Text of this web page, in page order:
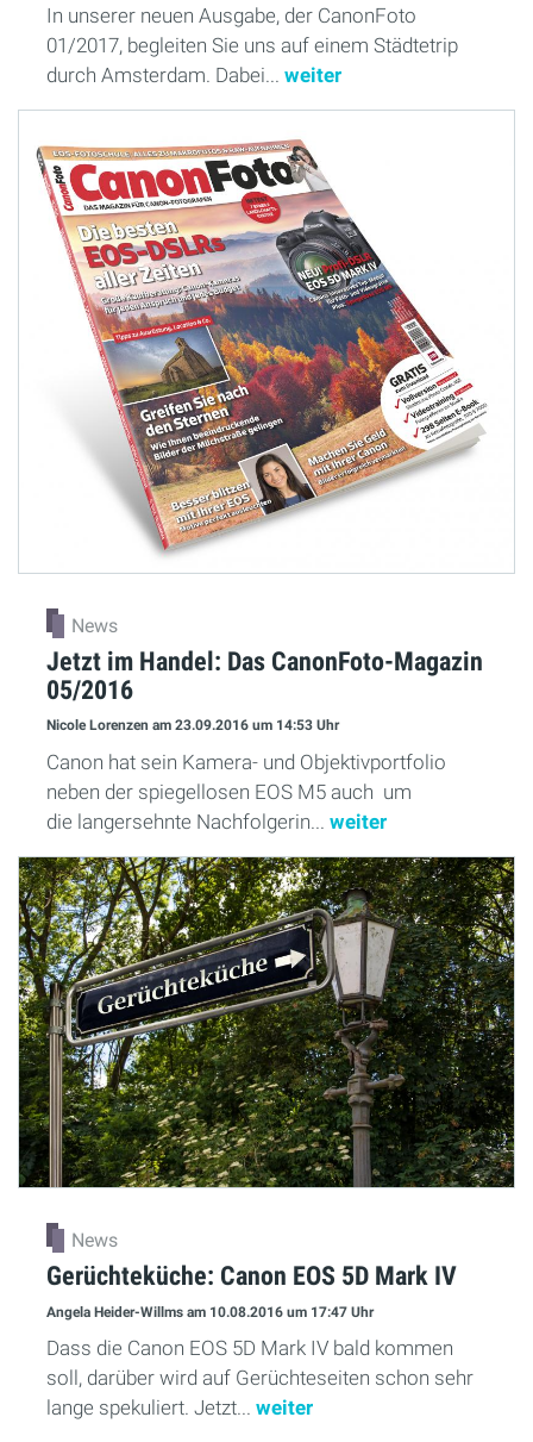
In unserer neuen Ausgabe, der CanonFoto
01/2017, begleiten Sie uns auf einem Städtetrip
durch Amsterdam. Dabei... weiter
News
Jetzt im Handel: Das CanonFoto-Magazin
05/2016
Nicole Lorenzen am 23.09.2016 um 14:53 Uhr
Canon hat sein Kamera- und Objektivportfolio
neben der spiegellosen EOS M5 auch um
die langersehnte Nachfolgerin... weiter
News
Gerüchteküche: Canon EOS 5D Mark IV
Angela Heider-Willms am 10.08.2016 um 17:47 Uhr
Dass die Canon EOS 5D Mark IV bald kommen
soll, darüber wird auf Gerüchteseiten schon sehr
lange spekuliert. Jetzt... weiter